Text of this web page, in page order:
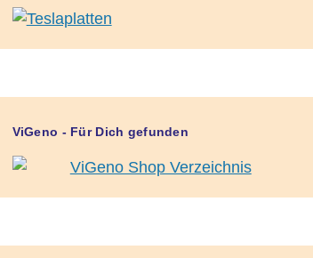
ViGeno - Für Dich gefunden